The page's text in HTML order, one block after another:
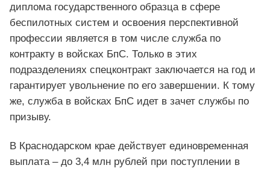
диплома государственного образца в сфере
беспилотных систем и освоения перспективной
профессии является в том числе служба по
контракту в войсках БпС. Только в этих
подразделениях спецконтракт заключается на год и
гарантирует увольнение по его завершении. К тому
же, служба в войсках БпС идет в зачет службы по
призыву.
В Краснодарском крае действует единовременная
выплата – до 3,4 млн рублей при поступлении в